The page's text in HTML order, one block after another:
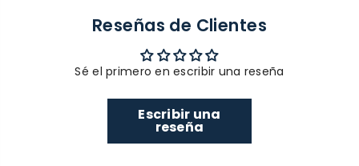
Reseñas de Clientes
Sé el primero en escribir una reseña
Escribir una
reseña